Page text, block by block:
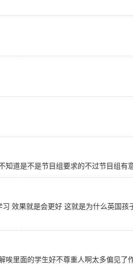
道是不是节目组要求的不过节目组有
效果就是会更好 这就是为什么英国
里面的学生好不尊重人啊太多偏见了